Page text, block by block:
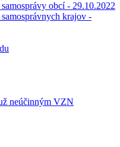
obcí - 29.10.2022
krajov -
neúčinným VZN